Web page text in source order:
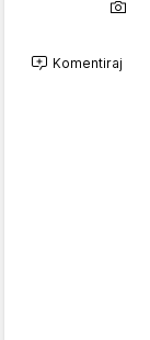
Komentiraj